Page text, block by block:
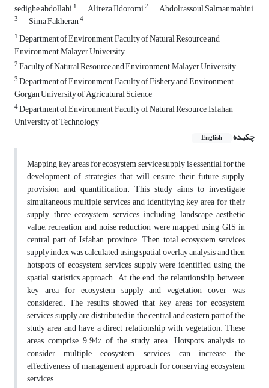
sedighe abdollahi1 Alireza Ildoromi2 Abdolrassoul Salmanmahini
3 Sima Fakheran4
1Department of Environment, Faculty of Natural Resource and
Environment, Malayer University
2Faculty of Natural Resource and Environment, Malayer University
3Department of Environment, Faculty of Fishery and Environment,
Gorgan University of Agricutural Science
4Department of Environment, Faculty of Natural Resource, Isfahan
University of Technology
چکیده
English
Mapping key areas for ecosystem service supply is essential for the
development of strategies that will ensure their future supply,
provision and quantification. This study aims to investigate
simultaneous multiple services and identifying key area for their
supply, three ecosystem services, including, landscape aesthetic
value, recreation and noise reduction were mapped using GIS in
central part of Isfahan province. Then, total ecosystem services
supply index was calculated using spatial overlay analysis and then
hotspots of ecosystem services supply were identified using the
spatial statistics approach. At the end, the relantionship between
key area for ecosystem supply and vegetation cover was
considered. The results showed that key areas for ecosystem
services supply, are distributed in the central and eastern part of the
study area and have a direct relationship with vegetation. These
areas comprise 9.94% of the study area. Hotspots analysis to
consider multiple ecosystem services, can increase, the
effectiveness of management approach for conserving ecosystem
services.